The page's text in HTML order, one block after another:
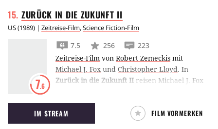
ZURÜCK IN DIE ZUKUNFT II
US(1989) | Zeitreise-Film,Science Fiction-Film
7.6
7.5 256
223
Zeitreise-Film von Robert Zemeckis mit
Michael J. Fox und Christopher Lloyd. In
Zurück in die Zukunft II reisen Michael J. Fox
Biff mithilfe eines Sportalmanachs zum
brutalen Millionär geworden ist.
IM STREAM FILM VORMERKEN